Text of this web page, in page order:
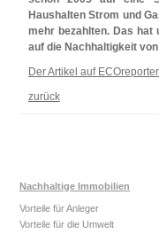
Haushalten Strom und
mehr bezahlten. Das hat
auf die Nachhaltigkeit
Der Artikel auf
zurück
Nachhaltige Immobilien
Vorteile für Anleger
Vorteile für die Umwelt